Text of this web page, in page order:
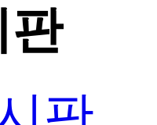
판